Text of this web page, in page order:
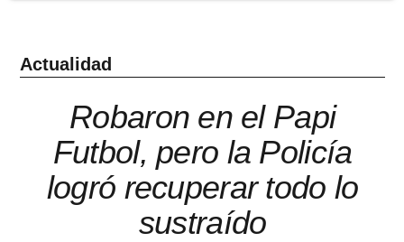
Actualidad
Robaron en el Papi
Futbol, pero la Policía
logró recuperar todo lo
sustraído